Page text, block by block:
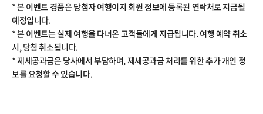
* 본 이벤트 경품은 당첨자 여행이지 회원 정보에 등록된 연락처로 지급될
예정입니다.
* 본 이벤트는 실제 여행을 다녀온 고객들에게 지급됩니다. 여행 예약 취소
시, 당첨 취소됩니다.
* 제세공과금은 당사에서 부담하며, 제세공과금 처리를 위한 추가 개인 정
보를 요청할 수 있습니다.